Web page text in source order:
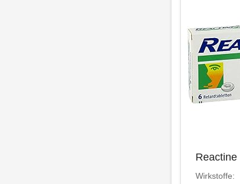
Reactine
Wirkstoffe: